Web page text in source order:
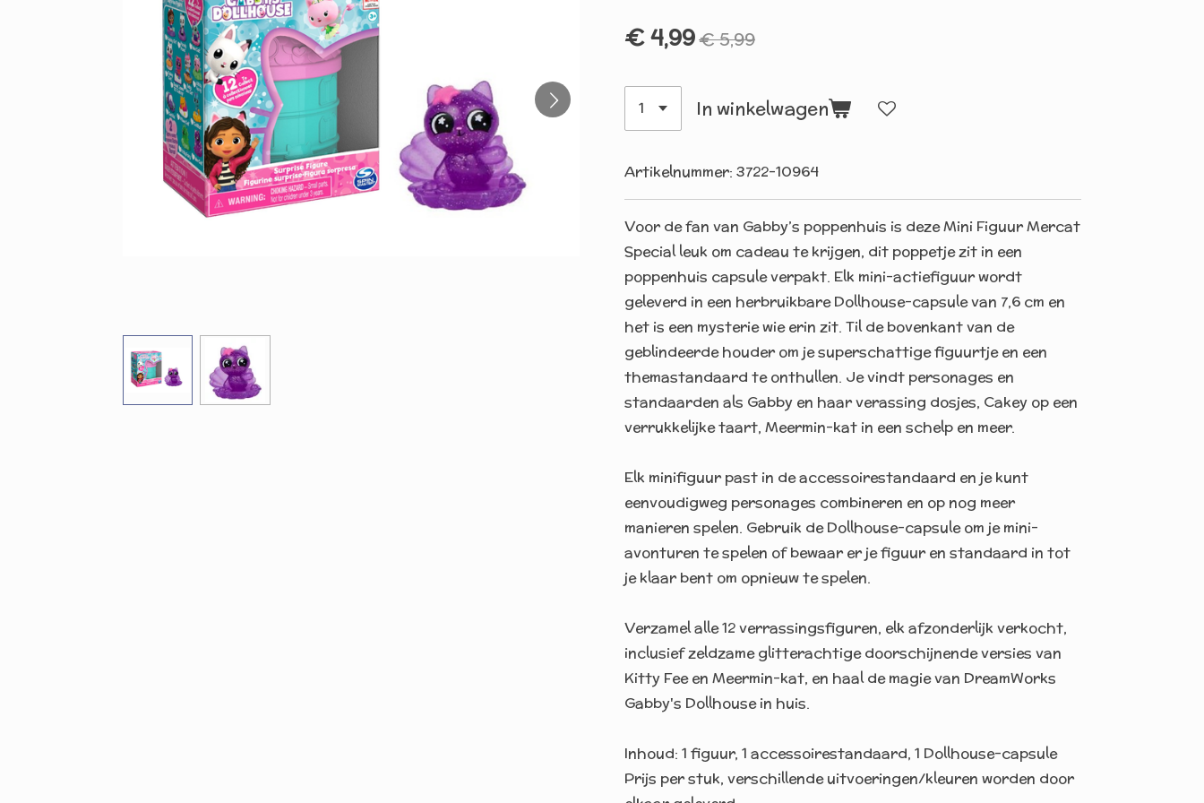
€ 4,99€ 5,99
In winkelwagen
Artikelnummer: 3722-10964
Voor de fan van Gabby’s poppenhuis is deze Mini Figuur Mercat
Special leuk om cadeau te krijgen, dit poppetje zit in een
poppenhuis capsule verpakt. Elk mini-actiefiguur wordt
geleverd in een herbruikbare Dollhouse-capsule van 7,6 cm en
het is een mysterie wie erin zit. Til de bovenkant van de
geblindeerde houder om je superschattige figuurtje en een
themastandaard te onthullen. Je vindt personages en
standaarden als Gabby en haar verassing dosjes, Cakey op een
verrukkelijke taart, Meermin-kat in een schelp en meer.
Elk minifiguur past in de accessoirestandaard en je kunt
eenvoudigweg personages combineren en op nog meer
manieren spelen. Gebruik de Dollhouse-capsule om je mini-
avonturen te spelen of bewaar er je figuur en standaard in tot
je klaar bent om opnieuw te spelen.
Verzamel alle 12 verrassingsfiguren, elk afzonderlijk verkocht,
inclusief zeldzame glitterachtige doorschijnende versies van
Kitty Fee en Meermin-kat, en haal de magie van DreamWorks
Gabby's Dollhouse in huis.
Inhoud: 1 figuur, 1 accessoirestandaard, 1 Dollhouse-capsule
Prijs per stuk, verschillende uitvoeringen/kleuren worden door